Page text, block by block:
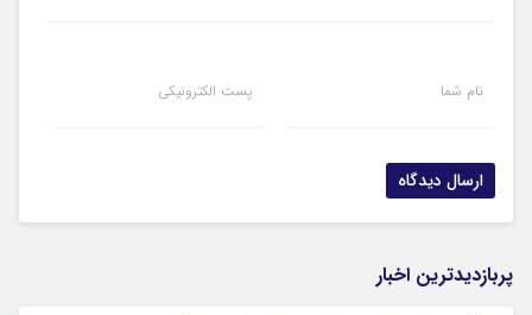
نام شما پست الکترونیکی
پربازدیدترین اخبار